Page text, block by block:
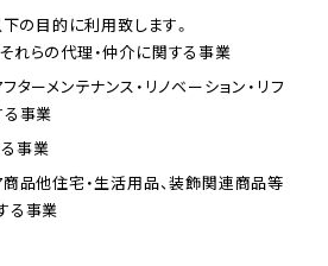
の目的に利用致します。
れらの代理・仲介に関する事業
ターメンテナンス・リノベーション・リフ
る事業
事業
商品他住宅・生活用品、装飾関連商品等
る事業